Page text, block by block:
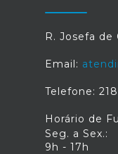
R. Josefa de
Email:
Telefone:
Horário de
Seg. a Sex.:
9h - 17h